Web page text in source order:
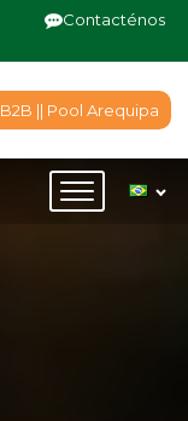
Contacténos
B2B || Pool Arequipa